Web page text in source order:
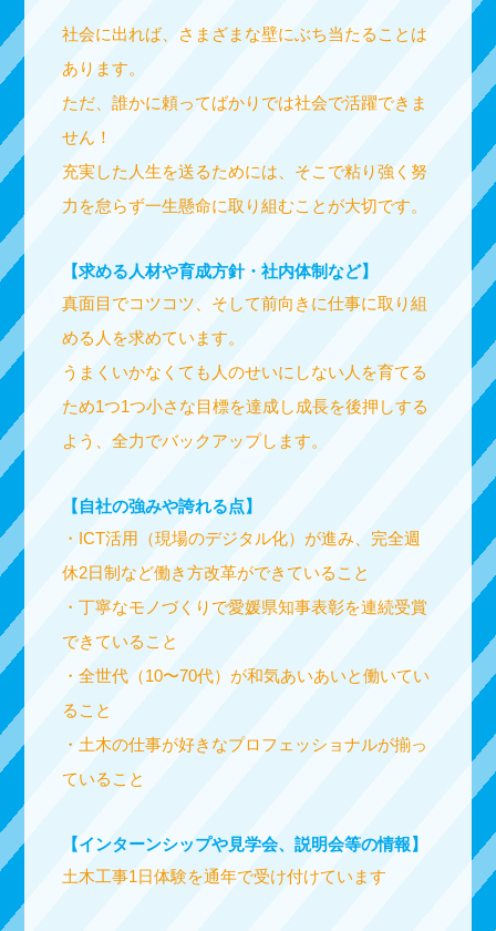
社会に出れば、さまざまな壁にぶち当たることは
あります。
ただ、誰かに頼ってばかりでは社会で活躍できま
せん！
充実した人生を送るためには、そこで粘り強く努
力を怠らず一生懸命に取り組むことが大切です。
【求める人材や育成方針・社内体制など】
真面目でコツコツ、そして前向きに仕事に取り組
める人を求めています。
うまくいかなくても人のせいにしない人を育てる
ため1つ1つ小さな目標を達成し成長を後押しする
よう、全力でバックアップします。
【自社の強みや誇れる点】
・ICT活用（現場のデジタル化）が進み、完全週
休2日制など働き方改革ができていること
・丁寧なモノづくりで愛媛県知事表彰を連続受賞
できていること
・全世代（10〜70代）が和気あいあいと働いてい
ること
・土木の仕事が好きなプロフェッショナルが揃っ
ていること
【インターンシップや見学会、説明会等の情報】
土木工事1日体験を通年で受け付けています